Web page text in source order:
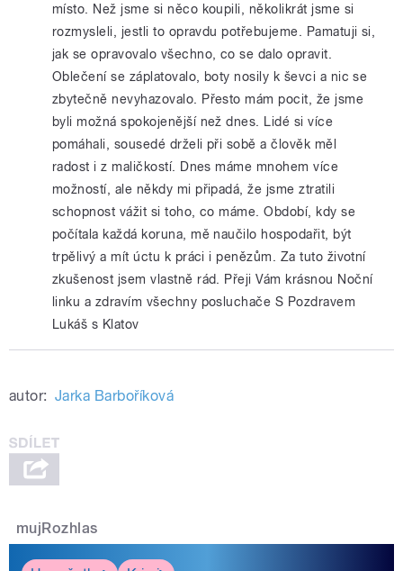
místo. Než jsme si něco koupili, několikrát jsme si
rozmysleli, jestli to opravdu potřebujeme. Pamatuji si,
jak se opravovalo všechno, co se dalo opravit.
Oblečení se záplatovalo, boty nosily k ševci a nic se
zbytečně nevyhazovalo. Přesto mám pocit, že jsme
byli možná spokojenější než dnes. Lidé si více
pomáhali, sousedé drželi při sobě a člověk měl
radost i z maličkostí. Dnes máme mnohem více
možností, ale někdy mi připadá, že jsme ztratili
schopnost vážit si toho, co máme. Období, kdy se
počítala každá koruna, mě naučilo hospodařit, být
trpělivý a mít úctu k práci i penězům. Za tuto životní
zkušenost jsem vlastně rád. Přeji Vám krásnou Noční
linku a zdravím všechny posluchače S Pozdravem
Lukáš s Klatov
autor: Jarka Barboříková
mujRozhlas